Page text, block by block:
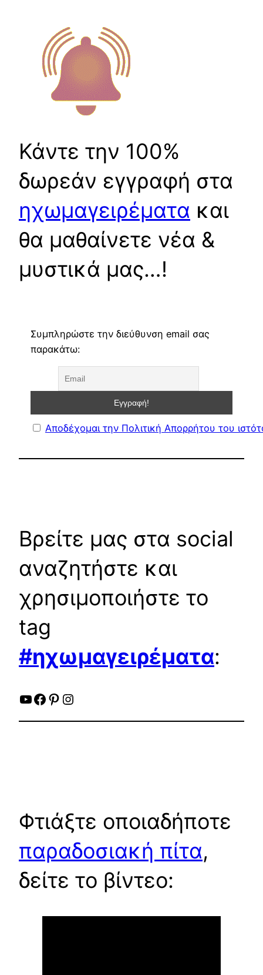
Κάντε την 100%
δωρεάν εγγραφή στα
ηχωμαγειρέματα και
θα μαθαίνετε νέα &
μυστικά μας…!
Συμπληρώστε την διεύθυνση email σας
παρακάτω:
Αποδέχομαι την Πολιτική Απορρήτου του
Βρείτε μας στα social
αναζητήστε και
χρησιμοποιήστε το
tag
#ηχωμαγειρέματα:
YouTube
Facebook
Pinterest
Instagram
Φτιάξτε οποιαδήποτε
παραδοσιακή πίτα,
δείτε το βίντεο: